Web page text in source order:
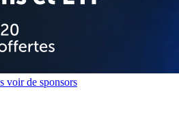
voir de sponsors